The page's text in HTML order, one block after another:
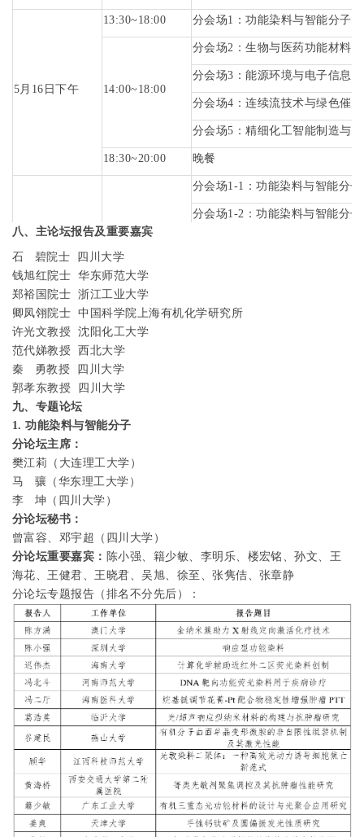
5月 16 日下午
13:30~18:00 分会场1 ：功能染料与智能分子
14:00~18:00
分会场2 ：生物与医药功能材料
分会场3 ：能源环境与电子信息
分会场4 ：连续流技术与绿色催化
分会场5 ：精细化工智能制造与
18:30~20:00 晚餐
5月17日上午
分会场1-1 ：功能染料与智能分子
分会场1-2 ：功能染料与智能分子
10:15~12:00
12:00~13:30
5月 17 日下午 参会代表离会
八、主论坛报告及重要嘉宾
石 碧院士
四川大学
钱旭红院士华东师范大学
郑裕国院士浙江工业大学
卿凤翎院士
中国科学院上海有机化学研究所
许光文教授沈阳化工大学
范代娣教授 西北大学
秦
勇教授
四川大学
郭孝东教授
四川大学
九、专题论坛
1.功能染料与智能分子
分论坛主席：
樊江莉（大连理工大学）
马
骧（华东理工大学）
李
坤（四川大学）
分论坛秘书：
曾富容、邓宇超（四川大学）
分论坛重要嘉宾： 陈小强、籍少敏、李明乐、楼宏铭、孙文、王
海花、王健君、王晓君、吴旭、徐至、张隽佶、张章静
分论坛专题报告（排名不分先后）：